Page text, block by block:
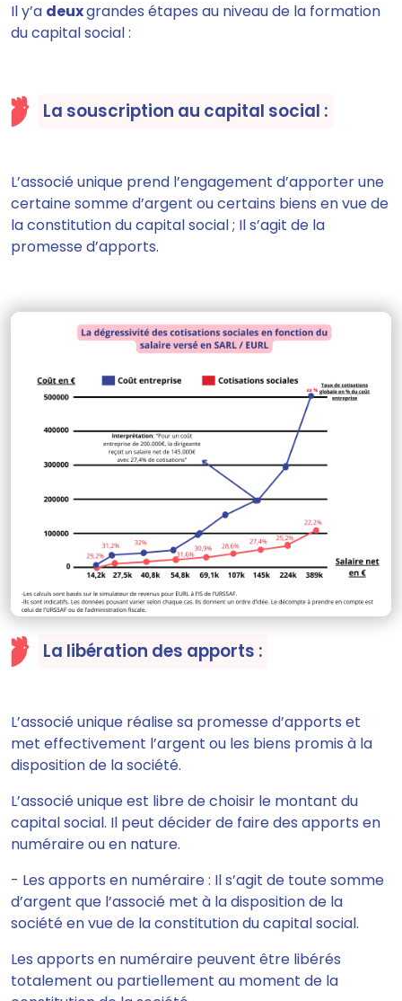
Il y’a deuxgrandes étapes au niveau de la formation
du capital social :
La souscription au capital social :
L’associé unique prend l’engagement d’apporter une
certaine somme d’argent ou certains biens en vue de
la constitution du capital social; Il s’agit de la
promesse d’apports.
La libération des apports :
L’associé unique réalise sa promesse d’apports et
met effectivement l’argent ou les biens promis à la
disposition de la société.
L’associé unique est libre de choisir le montant du
capital social. Il peut décider de faire des apports en
numéraire ou en nature.
- Les apports en numéraire : Il s’agit de toute somme
d’argent que l’associé met à la disposition de la
société en vue de la constitution du capital social.
Les apports en numéraire peuvent être libérés
totalement ou partiellement au moment de la